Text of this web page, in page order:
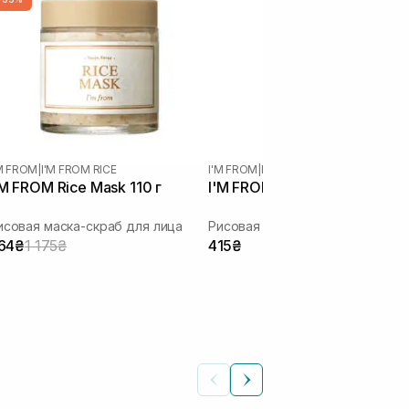
FROM I'M FROM RICE
FROM Rice Mask 110 г
маска-скраб для лица
1 175₴
I'M FROM I'M FROM RICE
I'M FROM Rice Mask 30 г
Рисовая маска-скраб для лица
415₴